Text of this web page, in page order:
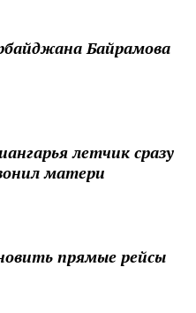
Байрамова
летчик сразу
матери
прямые рейсы